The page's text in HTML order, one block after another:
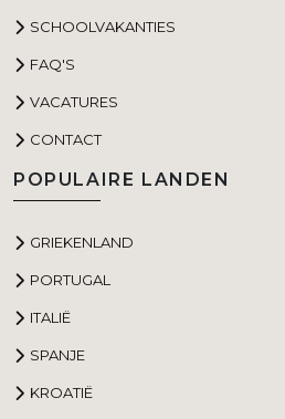
SCHOOLVAKANTIES
FAQ'S
VACATURES
CONTACT
POPULAIRE LANDEN
GRIEKENLAND
PORTUGAL
ITALIË
SPANJE
KROATIË